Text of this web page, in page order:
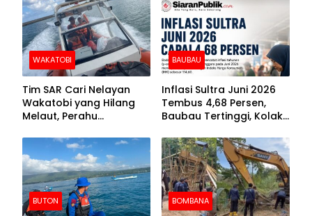
Juta
WAKATOBI
Tim SAR Cari Nelayan
Wakatobi yang Hilang
Melaut, Perahu
Kemasukan Air
BAUBAU
Inflasi Sultra Juni 2026
Tembus 4,68 Persen,
Baubau Tertinggi, Kolaka
BUTON BOMBANA